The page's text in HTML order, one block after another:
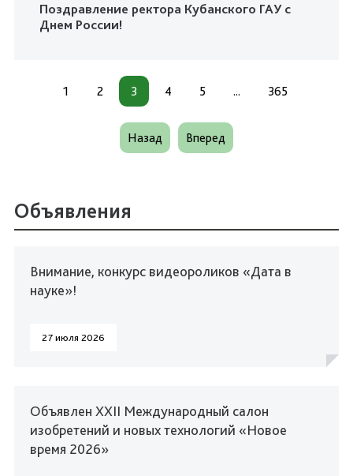
Поздравление ректора Кубанского ГАУ с
Днем России!
1 2 3 4 5 ... 365
Назад Вперед
Объявления
Внимание, конкурс видеороликов «Дата в
науке»!
27 июля 2026
Объявлен XXII Международный салон
изобретений и новых технологий «Новое
время 2026»